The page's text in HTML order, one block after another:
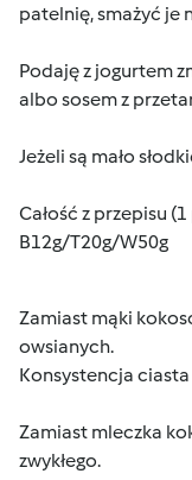
patelnię, smażyć je
Podaję z jogurtem
albo sosem z
Jeżeli są mało
Całość z przepisu
B12g/T20g/W50g
Zamiast mąki
owsianych.
Konsystencja
Zamiast mleczka
zwykłego.